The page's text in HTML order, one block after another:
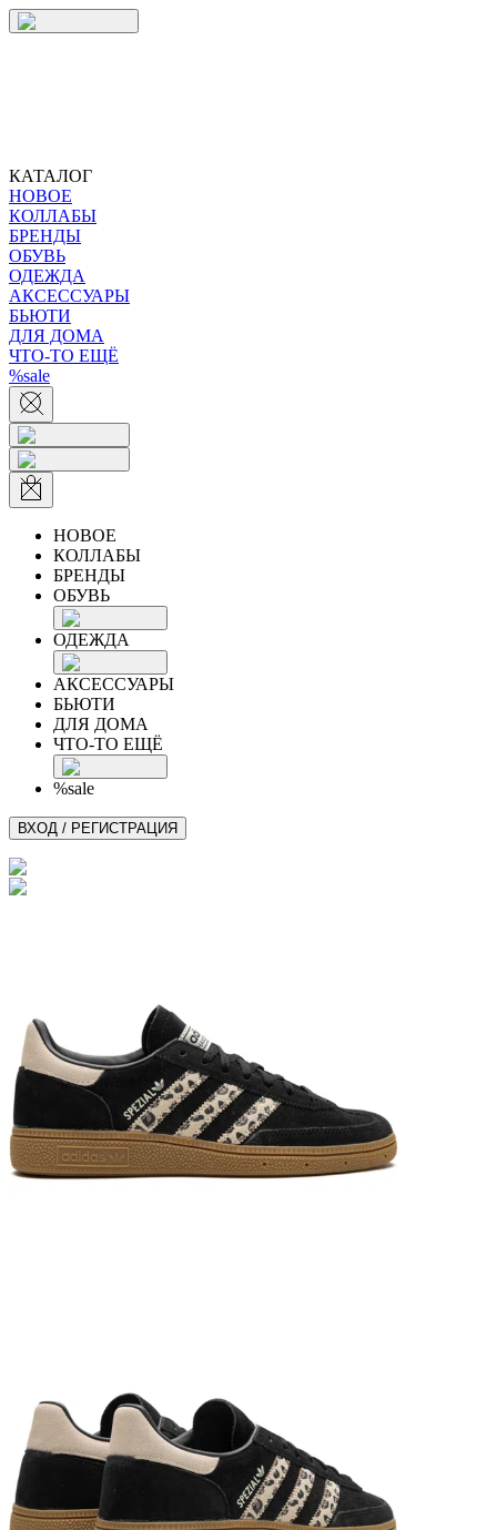
КАТАЛОГ
НОВОЕ
КОЛЛАБЫ
БРЕНДЫ
ОБУВЬ
ОДЕЖДА
АКСЕССУАРЫ
БЬЮТИ
ДЛЯ ДОМА
ЧТО-ТО ЕЩЁ
%sale
НОВОЕ
КОЛЛАБЫ
БРЕНДЫ
ОБУВЬ
ОДЕЖДА
АКСЕССУАРЫ
БЬЮТИ
ДЛЯ ДОМА
ЧТО-ТО ЕЩЁ
%sale
ВХОД / РЕГИСТРАЦИЯ